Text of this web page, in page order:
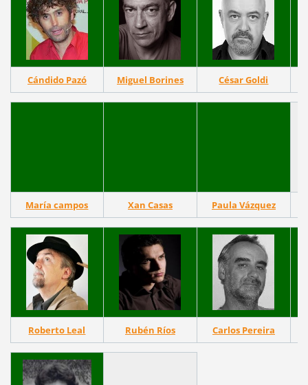
Cándido Pazó Miguel Borines César Goldi
María campos Xan Casas Paula Vázquez
Roberto Leal Rubén Ríos Carlos Pereira